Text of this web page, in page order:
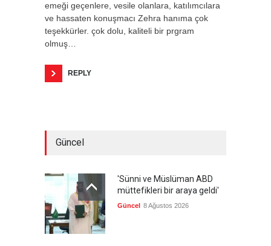
emeği geçenlere, vesile olanlara, katılımcılara
ve hassaten konuşmacı Zehra hanıma çok
teşekkürler. çok dolu, kaliteli bir prgram
olmuş…
REPLY
Güncel
'Sünni ve Müslüman ABD
müttefikleri bir araya geldi'
Güncel 8 Ağustos 2026